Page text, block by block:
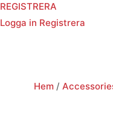
REGISTRERA
Logga in Registrera
Hem/